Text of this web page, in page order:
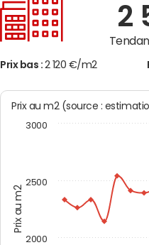
2
Prix bas : 2 120 €/m2
Prix au m2
Prix au m2 (source :
2000
2500
3000